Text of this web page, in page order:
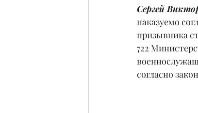
Сергей
наказуемо
призывника
722
согласно